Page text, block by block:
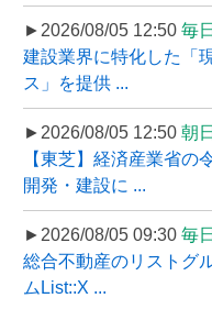
►2026/08/05 12:50 毎
建設業界に特化した「
ス」を提供 ...
►2026/08/05 12:50 朝
【東芝】経済産業省の
開発・建設に ...
►2026/08/05 09:30 毎
総合不動産のリストグ
ムList::X ...